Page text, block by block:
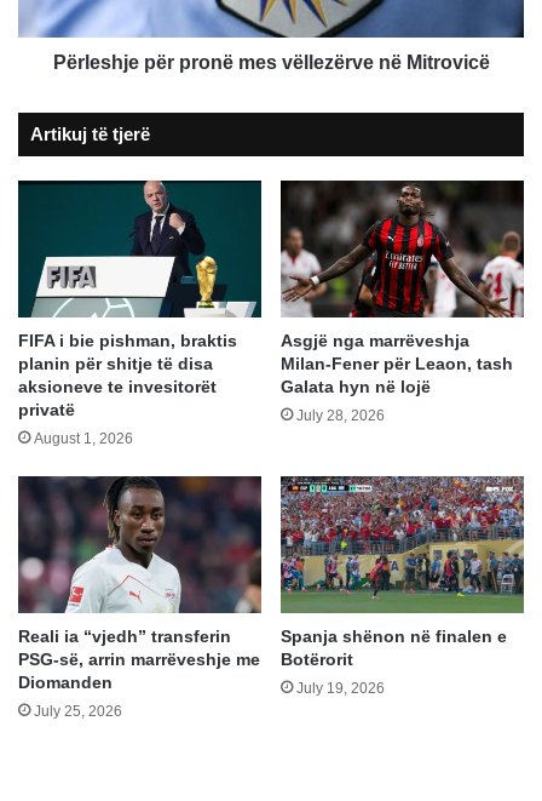
Përleshje për pronë mes vëllezërve në Mitrovicë
Artikuj të tjerë
FIFA i bie pishman, braktis
planin për shitje të disa
aksioneve te invesitorët
privatë
August 1, 2026
Asgjë nga marrëveshja
Milan-Fener për Leaon, tash
Galata hyn në lojë
July 28, 2026
Reali ia “vjedh” transferin
PSG-së, arrin marrëveshje me
Diomanden
July 25, 2026
Spanja shënon në finalen e
Botërorit
July 19, 2026